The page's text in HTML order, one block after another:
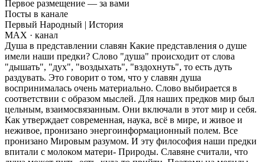
Первое размещение — за вами
Посты в канале
Первый Народный | История
MAX · канал
Душа в представлении славян Какие представления о душе
имели наши предки? Слово "душа" происходит от слова
"дышать", "дух", "воздыхать", "вздохнуть", то есть дуть
раздувать. Это говорит о том, что у славян душа
воспринималась очень материально. Слово выбирается в
соответствии с образом мыслей. Для наших предков мир был
цельным, взаимосвязанным. Они включали в этот мир и себя.
Как утверждает современная, наука, всё в мире, и живое и
неживое, пронизано энергоинформационный полем. Все
пронизано Мировым разумом. И эту философия наши предки
впитали с молоком матери- Природы. Славяне считали, что